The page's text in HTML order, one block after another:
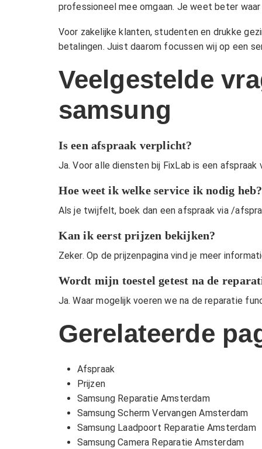
professioneel mee omgaan. Je weet beter
Voor zakelijke klanten, studenten en drukke
betalingen. Juist daarom focussen wij op een
Veelgestelde
samsung
Is een afspraak verplicht?
Ja. Voor alle diensten bij FixLab is een
Hoe weet ik welke service ik nodig heb?
Als je twijfelt, boek dan een afspraak via/
Kan ik eerst prijzen bekijken?
Zeker. Op deprijzenpaginavind je meer
Wordt mijn toestel getest na de
Ja. Waar mogelijk voeren we na de reparatie
Gerelateerde
Afspraak
Prijzen
Samsung Reparatie Amsterdam
Samsung Scherm Vervangen Amsterdam
Samsung Laadpoort Reparatie Amsterdam
Samsung Camera Reparatie Amsterdam